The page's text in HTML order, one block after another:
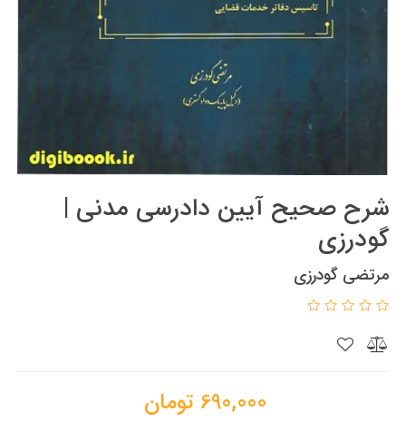
شرح صحیح آیین دادرسی مدنی |
گودرزی
مرتضی گودرزی
690,000 تومان